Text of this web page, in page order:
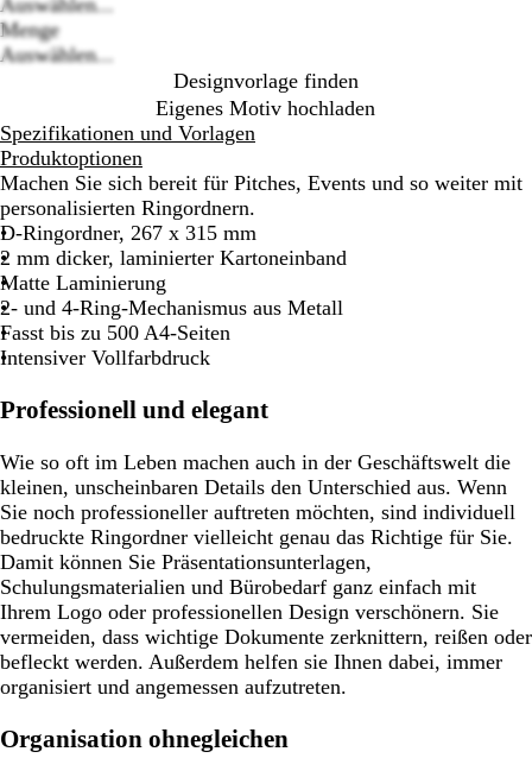
Auswählen...
Menge
Auswählen...
Designvorlage finden
Eigenes Motiv hochladen
Spezifikationen und Vorlagen
Produktoptionen
Machen Sie sich bereit für Pitches, Events und so weiter mit
personalisierten Ringordnern.
D-Ringordner, 267 x 315 mm
2 mm dicker, laminierter Kartoneinband
Matte Laminierung
2- und 4-Ring-Mechanismus aus Metall
Fasst bis zu 500 A4-Seiten
Intensiver Vollfarbdruck
Professionell und elegant
Wie so oft im Leben machen auch in der Geschäftswelt die
kleinen, unscheinbaren Details den Unterschied aus. Wenn
Sie noch professioneller auftreten möchten, sind individuell
bedruckte Ringordner vielleicht genau das Richtige für Sie.
Damit können Sie Präsentationsunterlagen,
Schulungsmaterialien und Bürobedarf ganz einfach mit
Ihrem Logo oder professionellen Design verschönern. Sie
vermeiden, dass wichtige Dokumente zerknittern, reißen oder
befleckt werden. Außerdem helfen sie Ihnen dabei, immer
organisiert und angemessen aufzutreten.
Organisation ohnegleichen